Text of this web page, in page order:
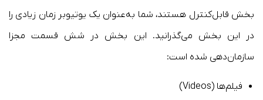
بخش قابل‌کنترل هستند، شما به‌عنوان یک یوتیوبر زمان زیادی را
در این بخش می‌گذرانید. این بخش در شش قسمت مجزا
سازمان‌دهی شده است:
فیلم‌ها (Videos)